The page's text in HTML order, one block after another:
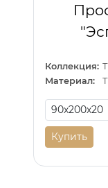
Коллекция:
Материал:
Купить